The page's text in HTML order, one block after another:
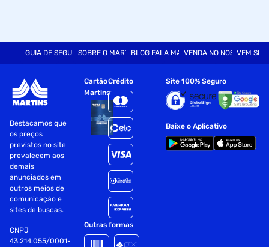
GUIA DE SEGURANÇASOBRE O MARTINSBLOG FALA MARTVENDA NO NOSSO SITE
VEM SER
Destacamos que
os preços
previstos no site
prevalecem aos
demais
anunciados em
outros meios de
comunicação e
sites de buscas.
CNPJ
43.214.055/0001-
Cartão
Martins
Crédito
Outras formas
Site 100% Seguro
Baixe o Aplicativo